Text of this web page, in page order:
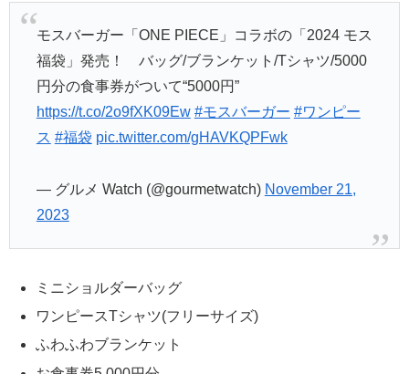
モスバーガー「ONE PIECE」コラボの「2024 モス
福袋」発売！ バッグ/ブランケット/Tシャツ/5000
円分の食事券がついて“5000円”
https://t.co/2o9fXK09Ew #モスバーガー #ワンピー
ス #福袋 pic.twitter.com/gHAVKQPFwk
— グルメ Watch (@gourmetwatch) November 21,
2023
ミニショルダーバッグ
ワンピースTシャツ(フリーサイズ)
ふわふわブランケット